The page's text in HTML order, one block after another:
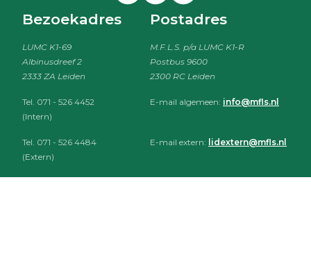
Bezoekadres
LUMC K1-69
Albinusdreef 2
2333 ZA Leiden
Tel. 071 - 526 4452
(Intern)
Tel. 071 - 526 4484
(Extern)
Postadres
M.F.L.S. p/a LUMC K1-R
Postbus 9600
2300 RC Leiden
E-mail algemeen: info@mfls.nl
E-mail extern: lidextern@mfls.nl